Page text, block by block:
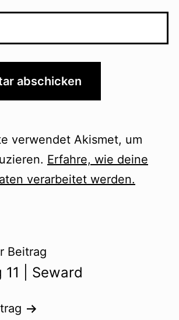
verwendet Akismet, um
Erfahre, wie deine
verarbeitet werden.
Beitrag
11 | Seward